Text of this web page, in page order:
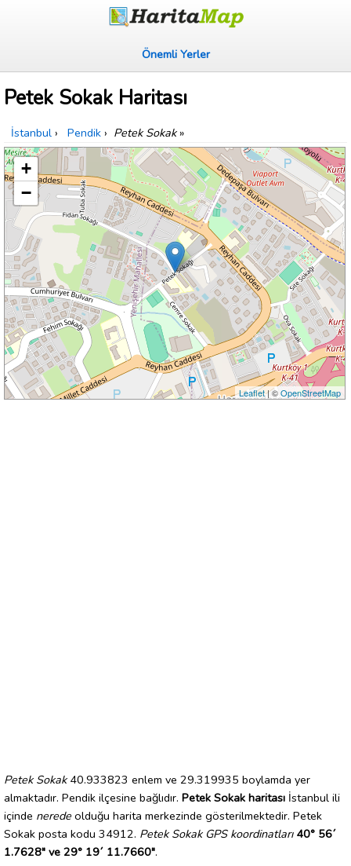
Önemli Yerler
Petek Sokak Haritası
İstanbul › Pendik › Petek Sokak»
+
−
Leaflet| ©OpenStreetMap
Petek Sokak40.933823 enlem ve 29.319935 boylamda yer
almaktadır. Pendik ilçesine bağlıdır. Petek Sokak haritası İstanbul ili
içinde nerede olduğu harita merkezinde gösterilmektedir. Petek
Sokak posta kodu 34912. Petek Sokak GPS koordinatları 40° 56´
1.7628" ve 29° 19´ 11.7660".